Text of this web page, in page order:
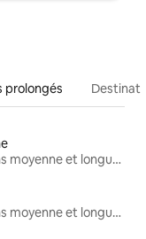
prolongés
Locations moyenne et longue durée
Locations moyenne et longue durée